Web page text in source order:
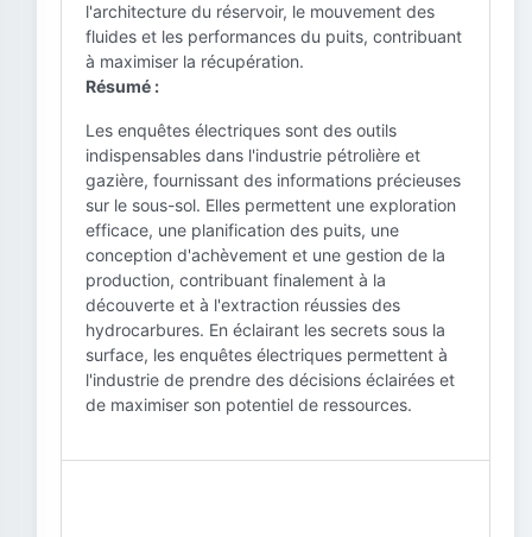
l'architecture du réservoir, le mouvement des
fluides et les performances du puits, contribuant
à maximiser la récupération.
Résumé :
Les enquêtes électriques sont des outils
indispensables dans l'industrie pétrolière et
gazière, fournissant des informations précieuses
sur le sous-sol. Elles permettent une exploration
efficace, une planification des puits, une
conception d'achèvement et une gestion de la
production, contribuant finalement à la
découverte et à l'extraction réussies des
hydrocarbures. En éclairant les secrets sous la
surface, les enquêtes électriques permettent à
l'industrie de prendre des décisions éclairées et
de maximiser son potentiel de ressources.